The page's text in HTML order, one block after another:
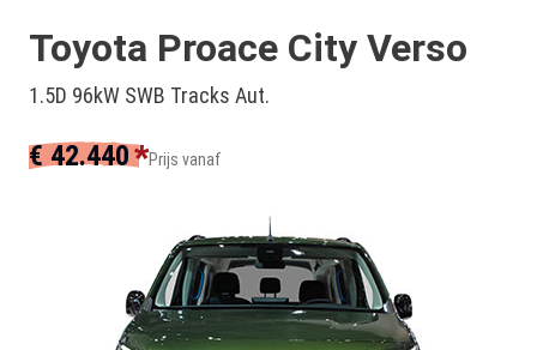
Toyota Proace City Verso
1.5D 96kW SWB Tracks Aut.
€ 42.440*Prijs vanaf